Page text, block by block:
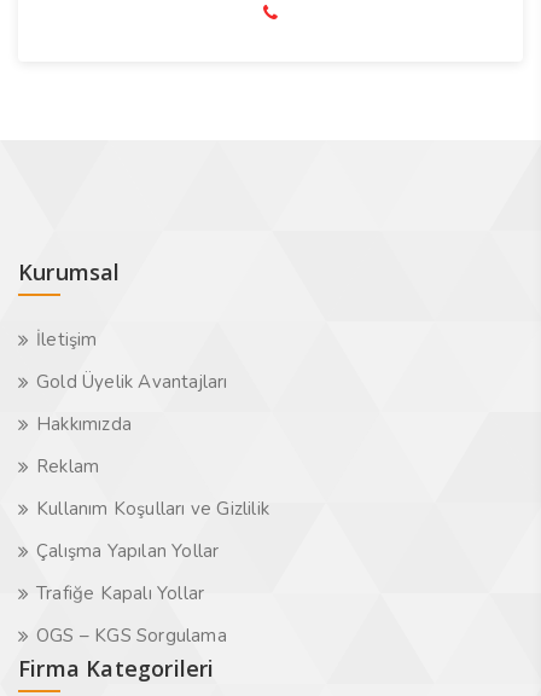
Kurumsal
İletişim
Gold Üyelik Avantajları
Hakkımızda
Reklam
Kullanım Koşulları ve Gizlilik
Çalışma Yapılan Yollar
Trafiğe Kapalı Yollar
OGS – KGS Sorgulama
Firma Kategorileri